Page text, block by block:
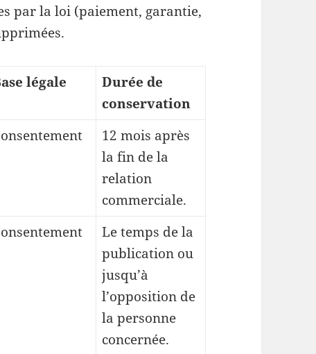
par la loi (paiement, garantie,
légale
Durée de
conservation
12 mois après
la fin de la
relation
commerciale.
Le temps de la
publication ou
jusqu’à
l’opposition de
la personne
concernée.